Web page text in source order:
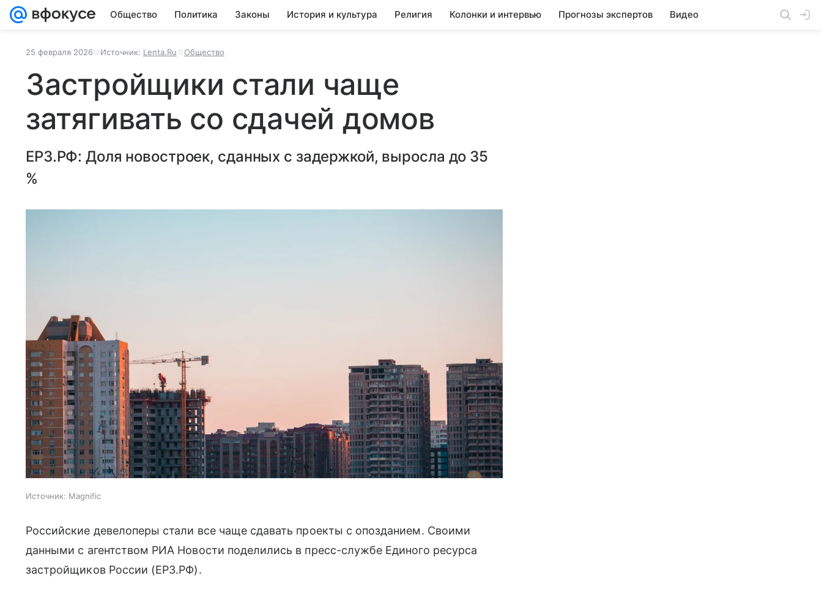
Общество Политика Законы История и культура Религия Колонки и интервью Прогнозы экспертов Видео
25 февраля 2026 Источник: Lenta.Ru Общество
Застройщики стали чаще
затягивать со сдачей домов
ЕРЗ.РФ: Доля новостроек, сданных с задержкой, выросла до 35
%
Источник: Magnific
Российские девелоперы стали все чаще сдавать проекты с опозданием. Своими
данными с агентством РИА Новости поделились в пресс-службе Единого ресурса
застройщиков России (ЕРЗ.РФ).